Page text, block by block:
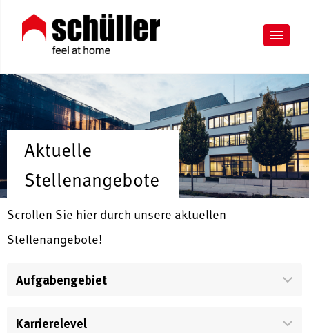
Aktuelle
Stellenangebote
Scrollen Sie hier durch unsere aktuellen
Stellenangebote!
Aufgabengebiet
Karrierelevel